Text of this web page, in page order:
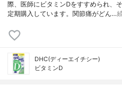
際、医師にビタミンDをすすめられ、
定期購入しています。関節痛がどん…
DHC(ディーエイチシー)
ビタミンD